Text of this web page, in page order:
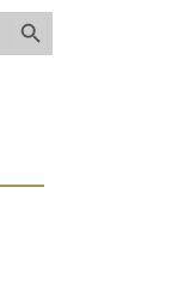
Search Button